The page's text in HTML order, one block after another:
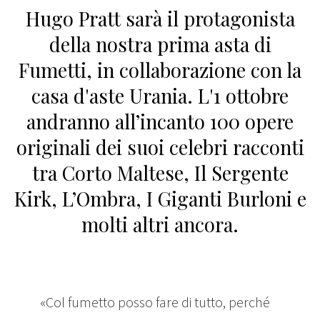
Hugo Pratt sarà il protagonista
della nostra prima asta di
Fumetti, in collaborazione con la
casa d'aste Urania. L'1 ottobre
andranno all’incanto 100 opere
originali dei suoi celebri racconti
tra Corto Maltese, Il Sergente
Kirk, L’Ombra, I Giganti Burloni e
molti altri ancora.
«Col fumetto posso fare di tutto, perché